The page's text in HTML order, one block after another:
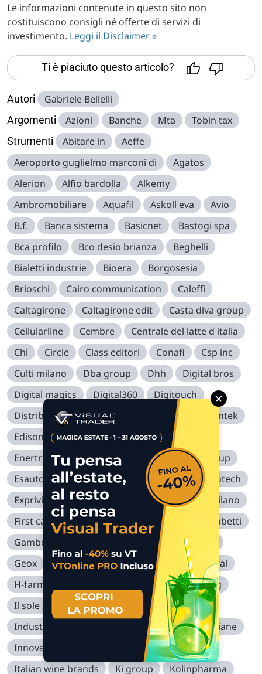
Le informazioni contenute in questo sito non
costituiscono consigli né offerte di servizi di
investimento. Leggi il Disclaimer »
Ti è piaciuto questo articolo?
Autori Gabriele Bellelli
Argomenti Azioni Banche Mta Tobin tax
Strumenti Abitare in
Aeffe
Aeroporto guglielmo marconi di
Agatos
Alerion
Alfio bardolla
Alkemy
Ambromobiliare
Aquafil Askoll eva
Avio
B.f.
Banca sistema Basicnet
Bastogi spa
Bca profilo
Bco desio brianza
Beghelli
Bialetti industrie
Bioera
Borgosesia
Brioschi
Cairo communication
Caleffi
Caltagirone
Caltagirone edit
Casta diva group
Cellularline
Cembre
Centrale del latte d italia
Chl
Circle Class editori Conafi
Csp inc
Culti milano
Dba group Dhh
Digital bros
Digital magics
Digital360
Digitouch
Distribuzione elettrica adriat
Dita
Ecosuntek
Edison
Eems El.en.
Emak
Enertronica santerno
Enervit
Equita group
Esautomotion
Esprinet Eukedos
Eurotech
Exprivia
Ferrari Fidia
Fiera milano
First capital
Fnm Fope Ftse mib
Gabetti
Gambero rosso
Gefran
Geox
Gequity Go internet
Grifal
H-farm
I grandi viaggi
Iig
Il sole 24 ore
Illa Immsi
Indel b
Industrie chimiche forestali
Iniziative bresciane
Innovatec
It way
Italian wine brands
Ki group Kolinpharma
×